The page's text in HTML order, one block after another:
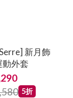
新月飾
外套
5折